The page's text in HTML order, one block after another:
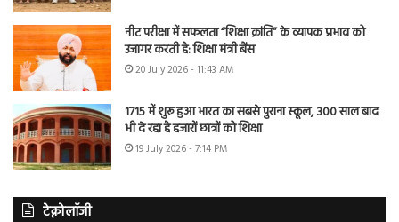
नीट परीक्षा में सफलता “शिक्षा क्रांति” के व्यापक प्रभाव को
उजागर करती है: शिक्षा मंत्री बैंस
20 July 2026 - 11:43 AM
1715 में शुरू हुआ भारत का सबसे पुराना स्कूल, 300 साल बाद
भी दे रहा है हजारों छात्रों को शिक्षा
19 July 2026 - 7:14 PM
टेक्नोलॉजी